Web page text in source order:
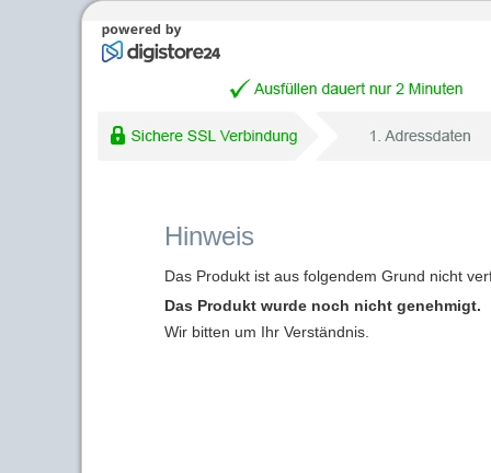
Hinweis
Das Produkt ist aus folgendem Grund nicht
Das Produkt wurde noch nicht genehmigt.
Wir bitten um Ihr Verständnis.